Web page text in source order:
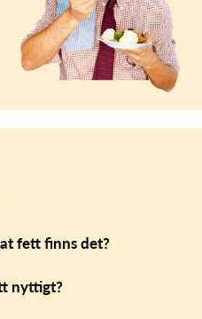
fett finns det?
nyttigt?